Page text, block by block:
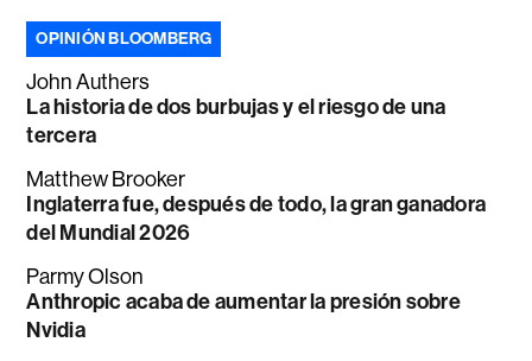
OPINIÓN BLOOMBERG
John Authers
La historia de dos burbujas y el riesgo de una
tercera
Matthew Brooker
Inglaterra fue, después de todo, la gran ganadora
del Mundial 2026
Parmy Olson
Anthropic acaba de aumentar la presión sobre
Nvidia